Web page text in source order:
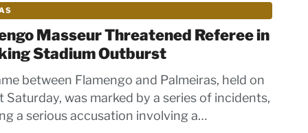
Masseur Threatened Referee in
Stadium Outburst
between Flamengo and Palmeiras, held on
Saturday, was marked by a series of incidents,
a serious accusation involving a…